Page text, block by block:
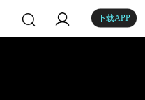
下载APP